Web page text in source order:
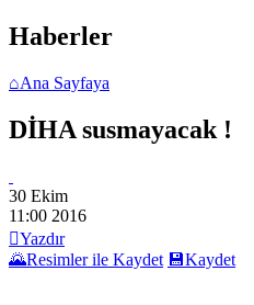
Haberler
⌂Ana Sayfaya
DİHA susmayacak !
30 Ekim
11:00 2016
Yazdır
🌄Resimler ile Kaydet 💾Kaydet